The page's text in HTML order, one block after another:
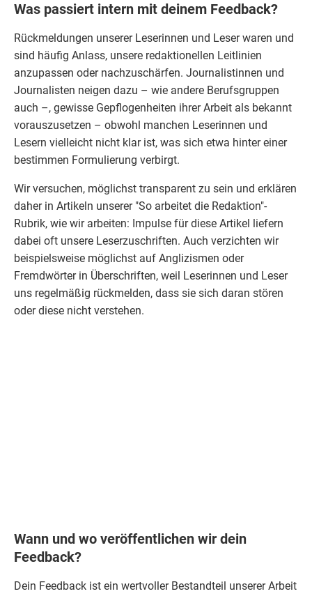
Was passiert intern mit deinem Feedback?
Rückmeldungen unserer Leserinnen und Leser waren und
sind häufig Anlass, unsere redaktionellen Leitlinien
anzupassen oder nachzuschärfen. Journalistinnen und
Journalisten neigen dazu – wie andere Berufsgruppen
auch –, gewisse Gepflogenheiten ihrer Arbeit als bekannt
vorauszusetzen – obwohl manchen Leserinnen und
Lesern vielleicht nicht klar ist, was sich etwa hinter einer
bestimmen Formulierung verbirgt.
Wir versuchen, möglichst transparent zu sein und erklären
daher in Artikeln unserer "So arbeitet die Redaktion"-
Rubrik, wie wir arbeiten: Impulse für diese Artikel liefern
dabei oft unsere Leserzuschriften. Auch verzichten wir
beispielsweise möglichst auf Anglizismen oder
Fremdwörter in Überschriften, weil Leserinnen und Leser
uns regelmäßig rückmelden, dass sie sich daran stören
oder diese nicht verstehen.
Wann und wo veröffentlichen wir dein
Feedback?
Dein Feedback ist ein wertvoller Bestandteil unserer Arbeit